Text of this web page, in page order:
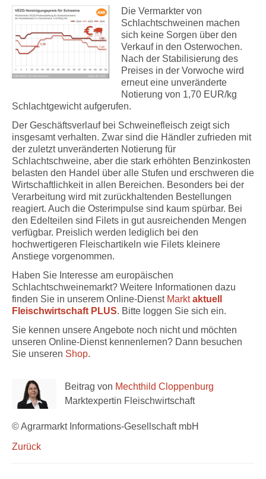
Die Vermarkter von
Schlachtschweinen machen
sich keine Sorgen über den
Verkauf in den Osterwochen.
Nach der Stabilisierung des
Preises in der Vorwoche wird
erneut eine unveränderte
Notierung von 1,70 EUR/kg
Schlachtgewicht aufgerufen.
Der Geschäftsverlauf bei Schweinefleisch zeigt sich
insgesamt verhalten. Zwar sind die Händler zufrieden mit
der zuletzt unveränderten Notierung für
Schlachtschweine, aber die stark erhöhten Benzinkosten
belasten den Handel über alle Stufen und erschweren die
Wirtschaftlichkeit in allen Bereichen. Besonders bei der
Verarbeitung wird mit zurückhaltenden Bestellungen
reagiert. Auch die Osterimpulse sind kaum spürbar. Bei
den Edelteilen sind Filets in gut ausreichenden Mengen
verfügbar. Preislich werden lediglich bei den
hochwertigeren Fleischartikeln wie Filets kleinere
Anstiege vorgenommen.
Haben Sie Interesse am europäischen
Schlachtschweinemarkt? Weitere Informationen dazu
finden Sie in unserem Online-Dienst Marktaktuell
Fleischwirtschaft PLUS. Bitte loggen Sie sich ein.
Sie kennen unsere Angebote noch nicht und möchten
unseren Online-Dienst kennenlernen? Dann besuchen
Sie unseren Shop.
Beitrag von Mechthild Cloppenburg
Marktexpertin Fleischwirtschaft
© Agrarmarkt Informations-Gesellschaft mbH
Zurück